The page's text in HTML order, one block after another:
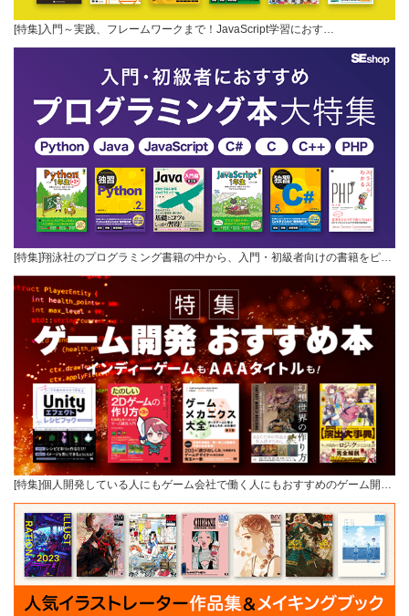
[特集]入門～実践、フレームワークまで！JavaScript学習におす…
[特集]翔泳社のプログラミング書籍の中から、入門・初級者向けの書籍をピ…
[特集]個人開発している人にもゲーム会社で働く人にもおすすめのゲーム開…